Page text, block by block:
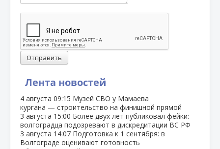
Лента новостей
4 августа 09:15 Музей СВО у Мамаева
кургана — строительство на финишной прямой
3 августа 15:00 Более двух лет публиковал фейки:
волгоградца подозревают в дискредитации ВС РФ
3 августа 14:07 Подготовка к 1 сентября: в
Волгограде оценивают готовность
Отправить